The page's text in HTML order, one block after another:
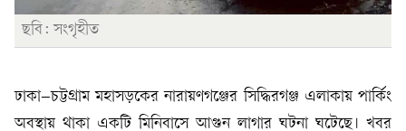
ছবি: সংগৃহীত
ঢাকা–চট্টগ্রাম মহাসড়কের নারায়ণগঞ্জের সিদ্ধিরগঞ্জ এলাকায় পার্কিং
অবস্থায় থাকা একটি মিনিবাসে আগুন লাগার ঘটনা ঘটেছে। খবর